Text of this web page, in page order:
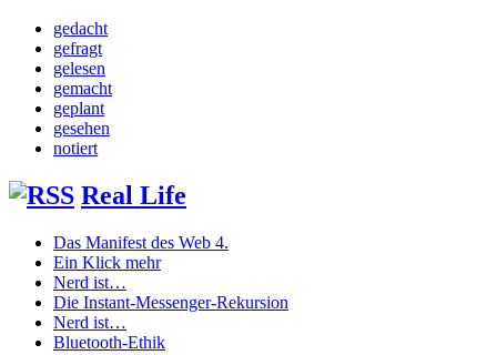
gedacht
gefragt
gelesen
gemacht
geplant
gesehen
notiert
Real Life
Das Manifest des Web 4.
Ein Klick mehr
Nerd ist…
Die Instant-Messenger-Rekursion
Nerd ist…
Bluetooth-Ethik